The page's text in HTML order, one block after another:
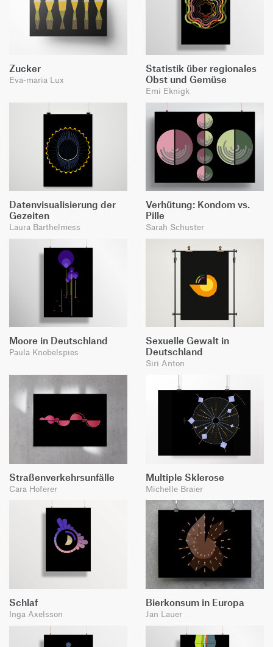
Zucker
Eva-maria Lux
Statistik über regionales
Obst und Gemüse
Emi Eknigk
Datenvisualisierung der
Gezeiten
Laura Barthelmess
Verhütung: Kondom vs.
Pille
Sarah Schuster
Moore in Deutschland
Paula Knobelspies
Sexuelle Gewalt in
Deutschland
Siri Anton
Straßenverkehrsunfälle
Cara Hoferer
Multiple Sklerose
Michelle Braier
Schlaf
Inga Axelsson
Bierkonsum in Europa
Jan Lauer